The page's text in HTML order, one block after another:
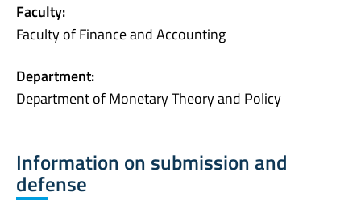
Faculty:
Faculty of Finance and Accounting
Department:
Department of Monetary Theory and Policy
Information on submission and
defense